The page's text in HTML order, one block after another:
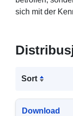
sich mit der
Sort
Download